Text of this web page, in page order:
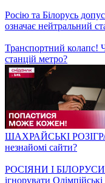
Між станціями метро
Кібератака на
вплинуло на
Черговий фейк від